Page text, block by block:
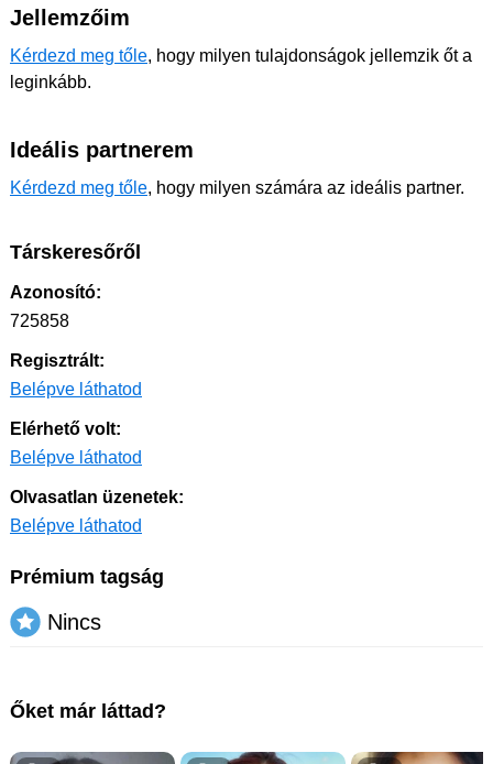
Jellemzőim
Kérdezd meg tőle, hogy milyen tulajdonságok jellemzik őt a
leginkább.
Ideális partnerem
Kérdezd meg tőle, hogy milyen számára az ideális partner.
Társkeresőről
Azonosító:
725858
Regisztrált:
Belépve láthatod
Elérhető volt:
Belépve láthatod
Olvasatlan üzenetek:
Belépve láthatod
Prémium tagság
Nincs
Őket már láttad?